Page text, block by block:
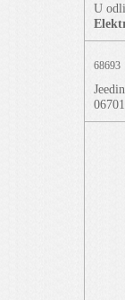
U
68693